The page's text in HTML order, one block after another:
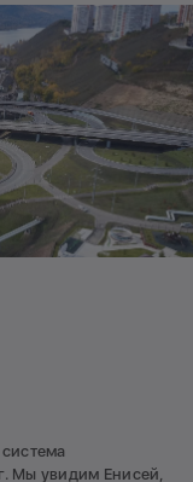
Мы увидим Енисей,